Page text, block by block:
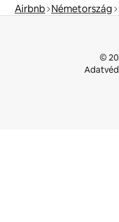
Airbnb Németország
©